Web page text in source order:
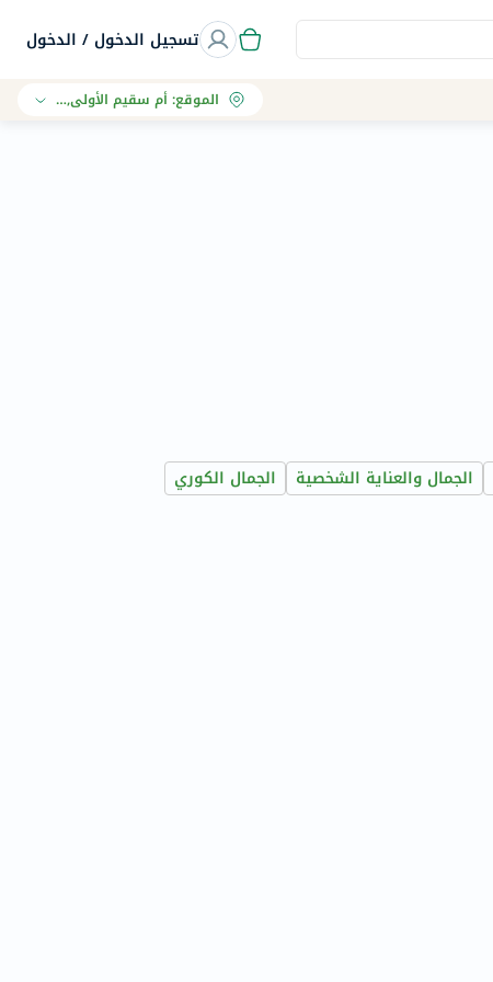
تسجيل الدخول / الدخول
الموقع:أم سقيم الأولى, دبي
الجمال والعناية الشخصية
الجمال الكوري